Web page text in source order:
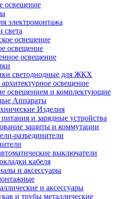
освещение
электромонтажа
света
освещение
освещение
освещение
светодиодные для ЖКХ
освещение
освещением и комплектующие
Аппараты
Изделия
и зарядные устройства
защиты и коммутации
разъединители
выключатели
кабеля
и аксессуары
и аксессуары
и трубы металлические